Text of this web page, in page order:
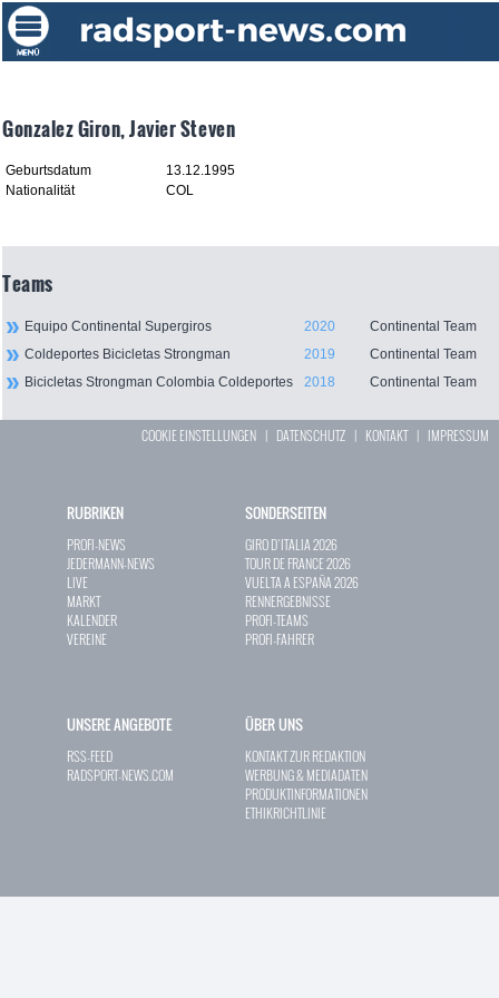
Gonzalez Giron, Javier Steven
Geburtsdatum
13.12.1995
Nationalität
COL
Teams
Equipo Continental Supergiros 2020
Continental Team
Coldeportes Bicicletas Strongman
2019
Continental Team
Bicicletas Strongman Colombia Coldeportes
2018 Continental Team
COOKIE EINSTELLUNGEN | DATENSCHUTZ | KONTAKT| IMPRESSUM
RUBRIKEN
PROFI-NEWS
JEDERMANN-NEWS
LIVE
MARKT
KALENDER
VEREINE
SONDERSEITEN
GIRO D`ITALIA 2026
TOUR DE FRANCE 2026
VUELTA A ESPAÑA 2026
RENNERGEBNISSE
PROFI-TEAMS
PROFI-FAHRER
UNSERE ANGEBOTE
RSS-FEED
RADSPORT-NEWS.COM
ÜBER UNS
KONTAKT ZUR REDAKTION
WERBUNG & MEDIADATEN
PRODUKTINFORMATIONEN
ETHIKRICHTLINIE